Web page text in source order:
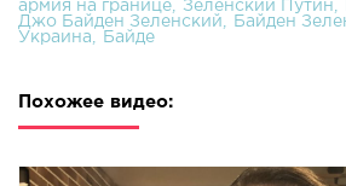
армия на границе
Зеленский Путин
Джо Байден Зеленский
Байден
Украина
Байде
Похожее видео: